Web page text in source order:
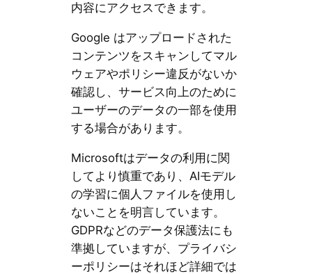
内容にアクセスできます。
Google はアップロードされた
コンテンツをスキャンしてマル
ウェアやポリシー違反がないか
確認し、サービス向上のために
ユーザーのデータの一部を使用
する場合があります。
Microsoftはデータの利用に関
してより慎重であり、AIモデル
の学習に個人ファイルを使用し
ないことを明言しています。
GDPRなどのデータ保護法にも
準拠していますが、プライバシ
ーポリシーはそれほど詳細では